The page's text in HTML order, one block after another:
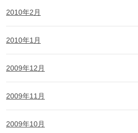
2010年2月
2010年1月
2009年12月
2009年11月
2009年10月